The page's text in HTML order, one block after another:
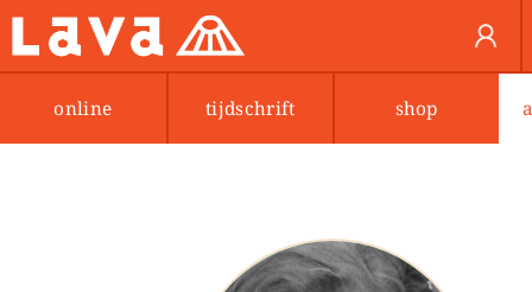
online tijdschrift shop